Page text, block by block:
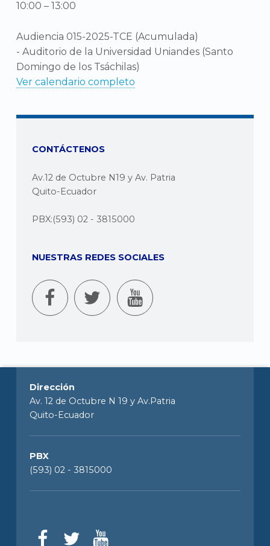
10:00 – 13:00
Audiencia 015-2025-TCE (Acumulada)
- Auditorio de la Universidad Uniandes (Santo
Domingo de los Tsáchilas)
Ver calendario completo
CONTÁCTENOS
Av.12 de Octubre N19 y Av. Patria
Quito-Ecuador
PBX:(593) 02 - 3815000
NUESTRAS REDES SOCIALES
Dirección
Av. 12 de Octubre N 19 y Av.Patria
Quito-Ecuador
PBX
(593) 02 - 3815000